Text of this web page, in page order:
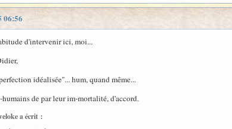
06:56
d'intervenir ici, moi...
idéalisée"... hum, quand même...
humains de par leur im-mortalité, d'accord.
a écrit :